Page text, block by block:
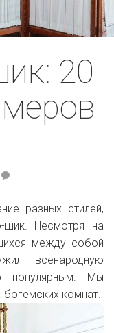
20
разных стилей,
Несмотря на
между собой
всенародную
популярным. Мы
комнат.